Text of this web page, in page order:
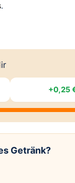
.
+0,25
Getränk?